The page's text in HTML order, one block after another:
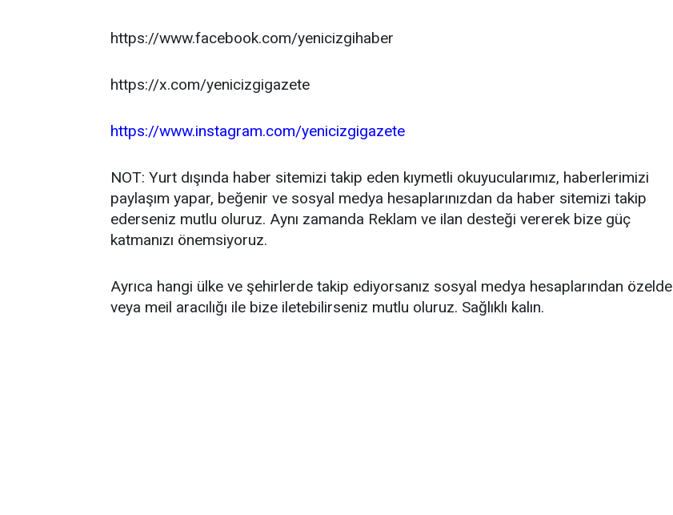
https://www.facebook.com/yenicizgihaber
https://x.com/yenicizgigazete
https://www.instagram.com/yenicizgigazete
NOT: Yurt dışında haber sitemizi takip eden kıymetli okuyucularımız, haberlerimizi
paylaşım yapar, beğenir ve sosyal medya hesaplarınızdan da haber sitemizi takip
ederseniz mutlu oluruz. Aynı zamanda Reklam ve ilan desteği vererek bize güç
katmanızı önemsiyoruz.
Ayrıca hangi ülke ve şehirlerde takip ediyorsanız sosyal medya hesaplarından özelde
veya meil aracılığı ile bize iletebilirseniz mutlu oluruz. Sağlıklı kalın.